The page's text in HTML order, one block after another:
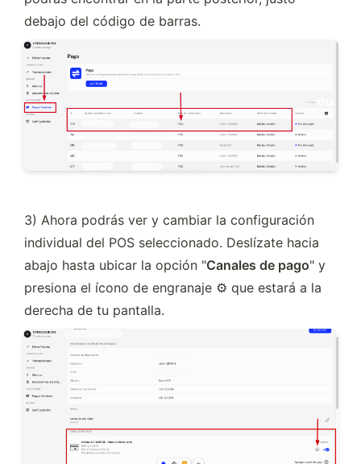
debajo del código de barras.
3) Ahora podrás ver y cambiar la configuración
individual del POS seleccionado. Deslízate hacia
abajo hasta ubicar la opción "Canales de pago" y
presiona el ícono de engranaje ⚙️ que estará a la
derecha de tu pantalla.